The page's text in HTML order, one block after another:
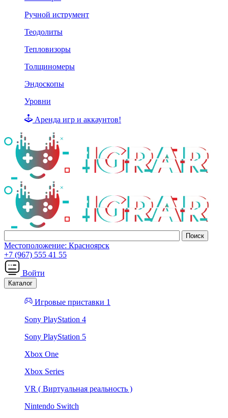
Ручной иструмент
Теодолиты
Тепловизоры
Толщиномеры
Эндоскопы
Уровни
Аренда игр и аккаунтов!
Местоположение: Красноярск
+7 (967) 555 41 55
Войти
Каталог
Игровые приставки 1
Sony PlayStation 4
Sony PlayStation 5
Xbox One
Xbox Series
VR ( Виртуальная реальность )
Nintendo Switch